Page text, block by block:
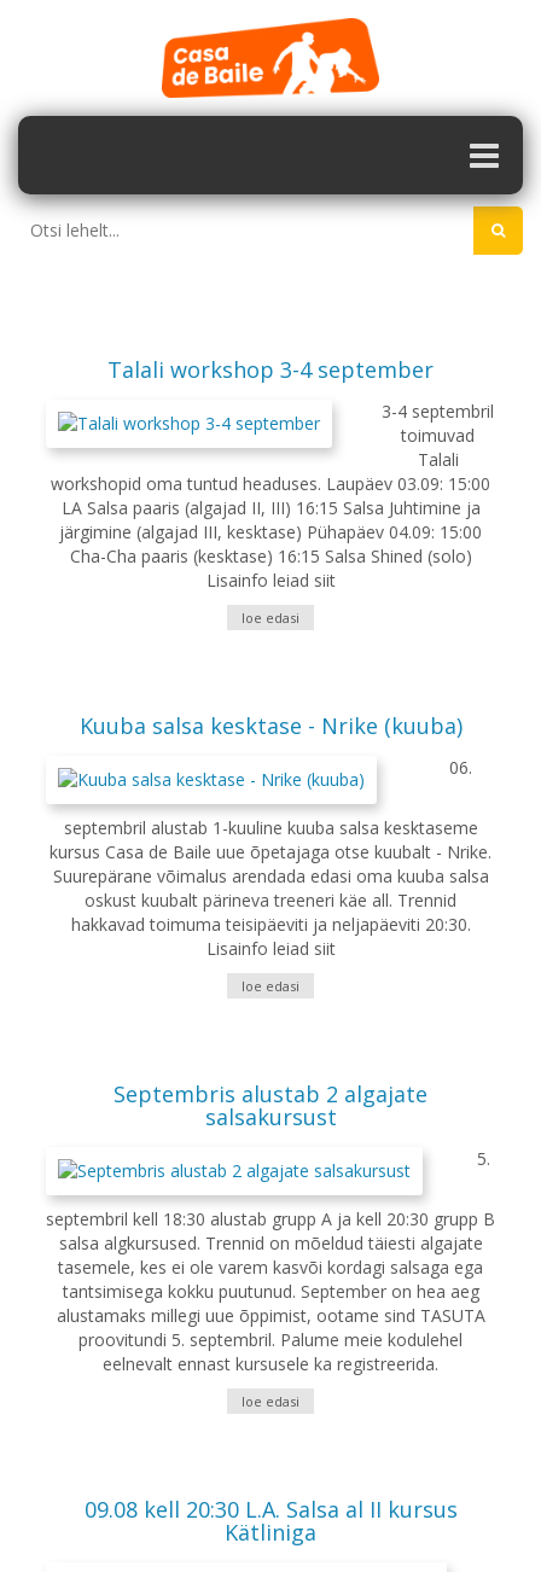
Talali workshop 3-4 september
3-4 septembril
toimuvad
Talali
workshopid oma tuntud headuses. Laupäev 03.09: 15:00
LA Salsa paaris (algajad II, III) 16:15 Salsa Juhtimine ja
järgimine (algajad III, kesktase) Pühapäev 04.09: 15:00
Cha-Cha paaris (kesktase) 16:15 Salsa Shined (solo)
Lisainfo leiad siit
loe edasi
Kuuba salsa kesktase - Nrike (kuuba)
06.
septembril alustab 1-kuuline kuuba salsa kesktaseme
kursus Casa de Baile uue õpetajaga otse kuubalt - Nrike.
Suurepärane võimalus arendada edasi oma kuuba salsa
oskust kuubalt pärineva treeneri käe all. Trennid
hakkavad toimuma teisipäeviti ja neljapäeviti 20:30.
Lisainfo leiad siit
loe edasi
Septembris alustab 2 algajate
salsakursust
5.
septembril kell 18:30 alustab grupp A ja kell 20:30 grupp B
salsa algkursused. Trennid on mõeldud täiesti algajate
tasemele, kes ei ole varem kasvõi kordagi salsaga ega
tantsimisega kokku puutunud. September on hea aeg
alustamaks millegi uue õppimist, ootame sind TASUTA
proovitundi 5. septembril. Palume meie kodulehel
eelnevalt ennast kursusele ka registreerida.
loe edasi
09.08 kell 20:30 L.A. Salsa al II kursus
Kätliniga